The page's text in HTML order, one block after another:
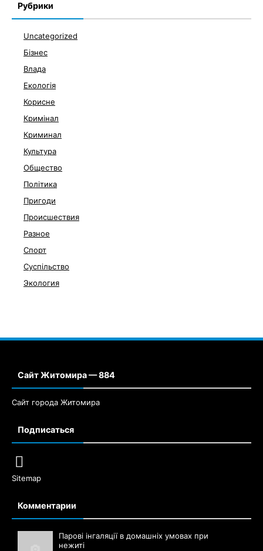
Рубрики
Uncategorized
Бізнес
Влада
Екологія
Корисне
Кримінал
Криминал
Культура
Общество
Політика
Пригоди
Происшествия
Разное
Спорт
Суспільство
Экология
Сайт Житомира — 884
Сайт города Житомира
Подписаться
Sitemap
Комментарии
Парові інгаляції в домашніх умовах при
нежиті